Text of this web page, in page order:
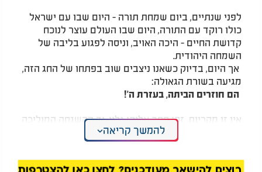
לפני שנתיים, ביום שמחת תורה - היום שבו עם ישראל
כולו רוקד עם התורה, היום שבו העולם עוצר לנוכח
קדושת החיים - היכה האויב, וניסה לפגוע בליבה של
השמחה היהודית.
אך היום, בדיוק כשאנו ניצבים שוב בפתחו של החג הזה,
מגיעה בשורת הגאולה:
הם חוזרים הביתה, בעזרת ה'!
אין זו מקריות. זהו חסד אלוקי גלוי, יד ההשגחה המוליכה
את ההיסטוריה של עם ישראל.
אותו יום שבו ניסה האויב לכבות את שמחת התורה -
הופך ליום שבו הקב"ה עצמו מחזיר את השמחה לעם
להמשך קריאה